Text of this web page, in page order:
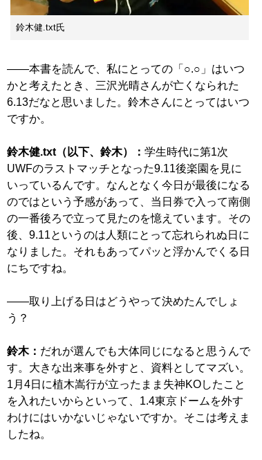
鈴木健.txt氏
――本書を読んで、私にとっての「○.○」はいつ
かと考えたとき、三沢光晴さんが亡くなられた
6.13だなと思いました。鈴木さんにとってはいつ
ですか。
鈴木健.txt（以下、鈴木）： 学生時代に第1次
UWFのラストマッチとなった9.11後楽園を見に
いっているんです。なんとなく今日が最後になる
のではという予感があって、当日券で入って南側
の一番後ろで立って見たのを憶えています。その
後、9.11というのは人類にとって忘れられぬ日に
なりました。それもあってパッと浮かんでくる日
にちですね。
――取り上げる日はどうやって決めたんでしょ
う？
鈴木： だれが選んでも大体同じになると思うんで
す。大きな出来事を外すと、資料としてマズい。
1月4日に植木嵩行が立ったまま失神KOしたこと
を入れたいからといって、1.4東京ドームを外す
わけにはいかないじゃないですか。そこは考えま
したね。